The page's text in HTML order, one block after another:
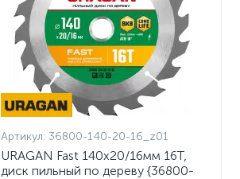
Артикул: 36800-140-20-16_z01
URAGAN Fast 140x20/16мм 16Т,
диск пильный по дереву {36800-